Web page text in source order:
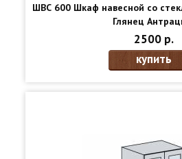
ШВС 600 Шкаф навесной со
Глянец
2500 р.
купить